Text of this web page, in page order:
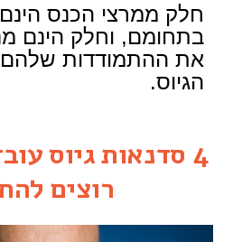
חלק ממרצי הכנס הינם
בתחומם, וחלק הינם
את ההתמודדות
הגיוס.
4 סדנאות גיוס
רוצים